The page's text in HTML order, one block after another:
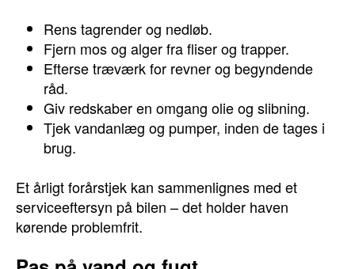
Rens tagrender og nedløb.
Fjern mos og alger fra fliser og trapper.
Efterse træværk for revner og begyndende
råd.
Giv redskaber en omgang olie og slibning.
Tjek vandanlæg og pumper, inden de tages i
brug.
Et årligt forårstjek kan sammenlignes med et
serviceeftersyn på bilen – det holder haven
kørende problemfrit.